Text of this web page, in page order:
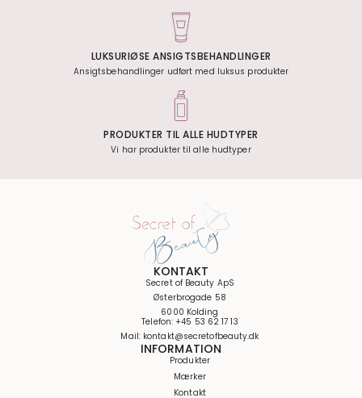
LUKSURIØSE ANSIGTSBEHANDLINGER
Ansigtsbehandlinger udført med luksus produkter
PRODUKTER TIL ALLE HUDTYPER
Vi har produkter til alle hudtyper
KONTAKT
Secret of Beauty ApS
Østerbrogade 58
6000 Kolding
Telefon: +45 53 62 17 13
Mail: kontakt@secretofbeauty.dk
INFORMATION
Produkter
Mærker
Kontakt